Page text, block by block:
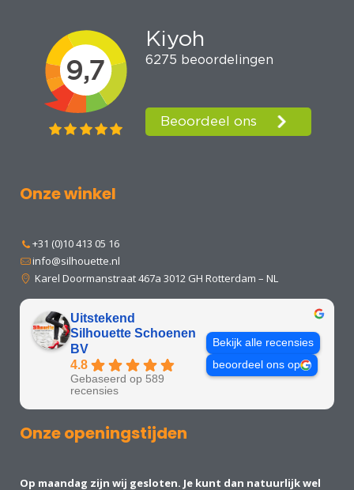
Onze winkel
+31 (0)10 413 05 16
info@silhouette.nl
Karel Doormanstraat 467a 3012 GH Rotterdam – NL
Uitstekend
Silhouette Schoenen
BV
4.8
Gebaseerd op 589
recensies
Bekijk alle recensies
beoordeel ons op
Onze openingstijden
Op maandag zijn wij gesloten. Je kunt dan natuurlijk wel